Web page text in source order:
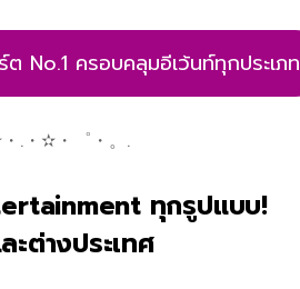
No.1 ครอบคลุมอีเว้นท์ทุกประเภท
.・✫・゜・。.
ทุกรูปแบบ!
ะต่างประเทศ